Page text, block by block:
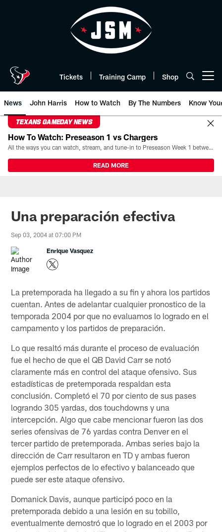
Tickets Training Camp Shop
News John Harris How to Watch By The Numbers Know
TEXANS GAMEDAY NEWS
How To Watch: Preseason 1 vs Chargers
All the ways you can watch, stream, and tune-in to Preseason Week 1 between the Texans and the Los Angeles Chargers at Reliant Stadium on August 13.
READ MORE
Una preparación efectiva
Sep 03, 2004 at 07:00 PM
Enrique Vasquez
La pretemporada ha llegado a su fin y ahora los partidos
cuentan. Antes de adelantar cualquier pronostico de la
temporada 2004 por que no evaluamos lo logrado en el
campamento y los partidos de preparación.
Lo que resaltó más durante el proceso de evaluación
fue el hecho de que el QB David Carr se notó
claramente más en control del ataque ofensivo. Sus
estadísticas de pretemporada respaldan esta
conclusión. Completó el 70 por ciento de sus pases
logrando 305 yardas, dos touchdowns y una
intercepción. Algo que cabe mencionar fueron las dos
series ofensivas de 76 yardas contra Denver en el
tercer partido de pretemporada. Ambas series bajo la
dirección de Carr resultaron en TD y ambas fueron
ejemplos perfectos de lo efectivo y balanceado que
puede ser este ataque ofensivo.
Domanick Davis, aunque participó poco en la
pretemporada debido a una lesión en su tobillo,
eventualmente demostró que lo logrado en el 2003 por